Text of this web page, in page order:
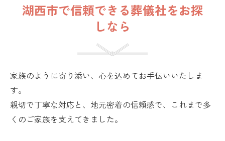
湖西市で信頼できる葬儀社をお探
しなら
家族のように寄り添い、心を込めてお手伝いいたしま
す。
親切で丁寧な対応と、地元密着の信頼感で、これまで多
くのご家族を支えてきました。